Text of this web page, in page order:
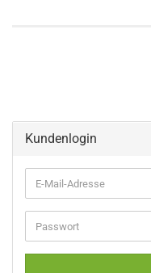
Kundenlogin
E-
Mail-
Adresse
Passwort